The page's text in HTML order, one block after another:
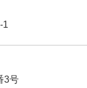
1
3号